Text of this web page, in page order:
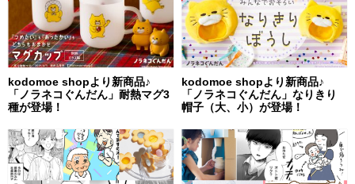
kodomoe shopより新商品♪
「ノラネコぐんだん」耐熱マグ3
種が登場！
kodomoe shopより新商品♪
「ノラネコぐんだん」なりきり
帽子（大、小）が登場！